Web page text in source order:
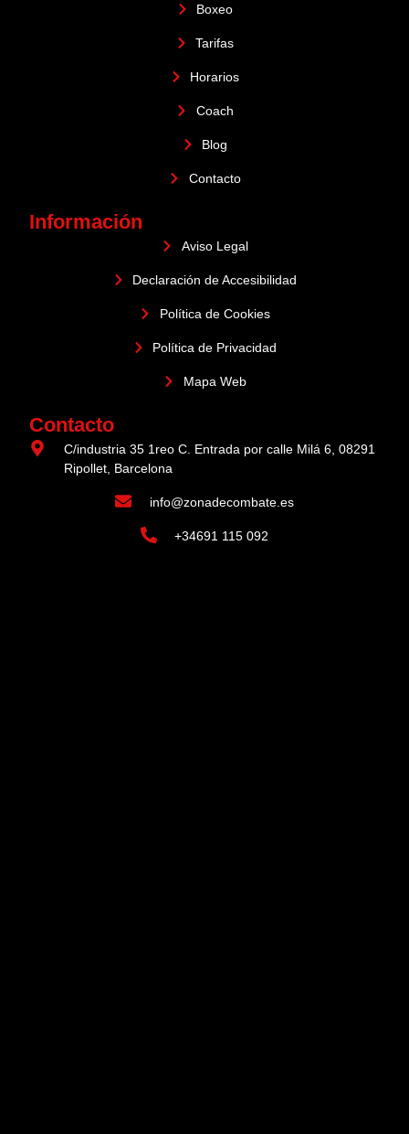
Boxeo
Tarifas
Horarios
Coach
Blog
Contacto
Información
Aviso Legal
Declaración de Accesibilidad
Política de Cookies
Política de Privacidad
Mapa Web
Contacto
C/industria 35 1reo C. Entrada por calle Milá 6, 08291
Ripollet, Barcelona
info@zonadecombate.es
+34691 115 092